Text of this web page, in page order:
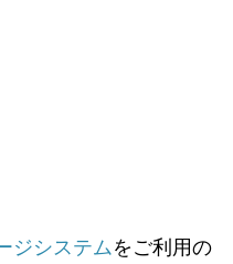
ジシステムをご利用の